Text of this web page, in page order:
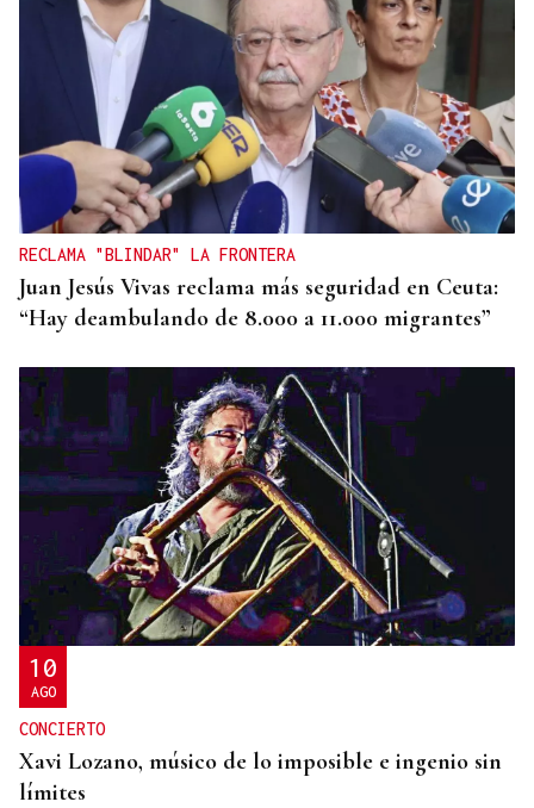
DIA DE GALICIA
Naturales de Galicia celebra el dia de la Patria
gallega venerando al Apóstol Santiago
RECLAMA "BLINDAR" LA FRONTERA
Juan Jesús Vivas reclama más seguridad en Ceuta:
“Hay deambulando de 8.000 a 11.000 migrantes”
10
AGO
CONCIERTO
Xavi Lozano, músico de lo imposible e ingenio sin
límites